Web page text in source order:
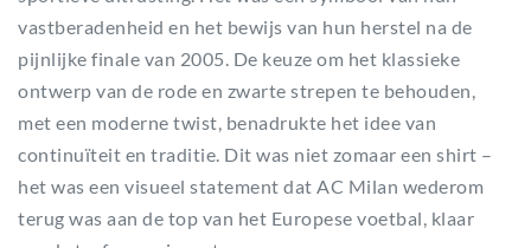
vastberadenheid en het bewijs van hun herstel na de
pijnlijke finale van 2005. De keuze om het klassieke
ontwerp van de rode en zwarte strepen te behouden,
met een moderne twist, benadrukte het idee van
continuïteit en traditie. Dit was niet zomaar een shirt –
het was een visueel statement dat AC Milan wederom
terug was aan de top van het Europese voetbal, klaar